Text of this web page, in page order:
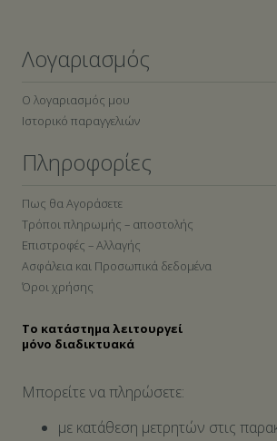
Λογαριασμός
Ο λογαριασμός μου
Ιστορικό παραγγελιών
Πληροφορίες
Πως θα Αγοράσετε
Τρόποι πληρωμής – αποστολής
Επιστροφές – Αλλαγής
Ασφάλεια και Προσωπικά δεδομένα
Όροι χρήσης
Το κατάστημα λειτουργεί
μόνο διαδικτυακά
Μπορείτε να πληρώσετε:
με κατάθεση μετρητών στις